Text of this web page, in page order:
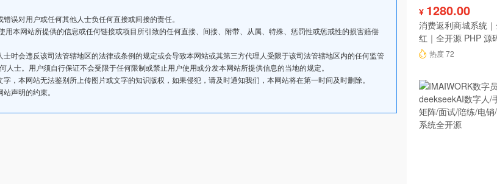
误对用户或任何其他人士负任何直接或间接的责任。
本网站所提供的信息或任何链接或项目所引致的任何直接、间接、附带、从属、特殊、惩罚性或惩戒性的损害赔偿
时会违反该司法管辖地区的法律或条例的规定或会导致本网站或其第三方代理人受限于该司法管辖地区内的任何监管
士。用户须自行保证不会受限于任何限制或禁止用户使用或分发本网站所提供信息的当地的规定。
，本网站无法鉴别所上传图片或文字的知识版权，如果侵犯，请及时通知我们，本网站将在第一时间及时删除。
声明的约束。
¥ 1280.00
消费返利商城系统
红｜全开源 PHP 源
热度 72